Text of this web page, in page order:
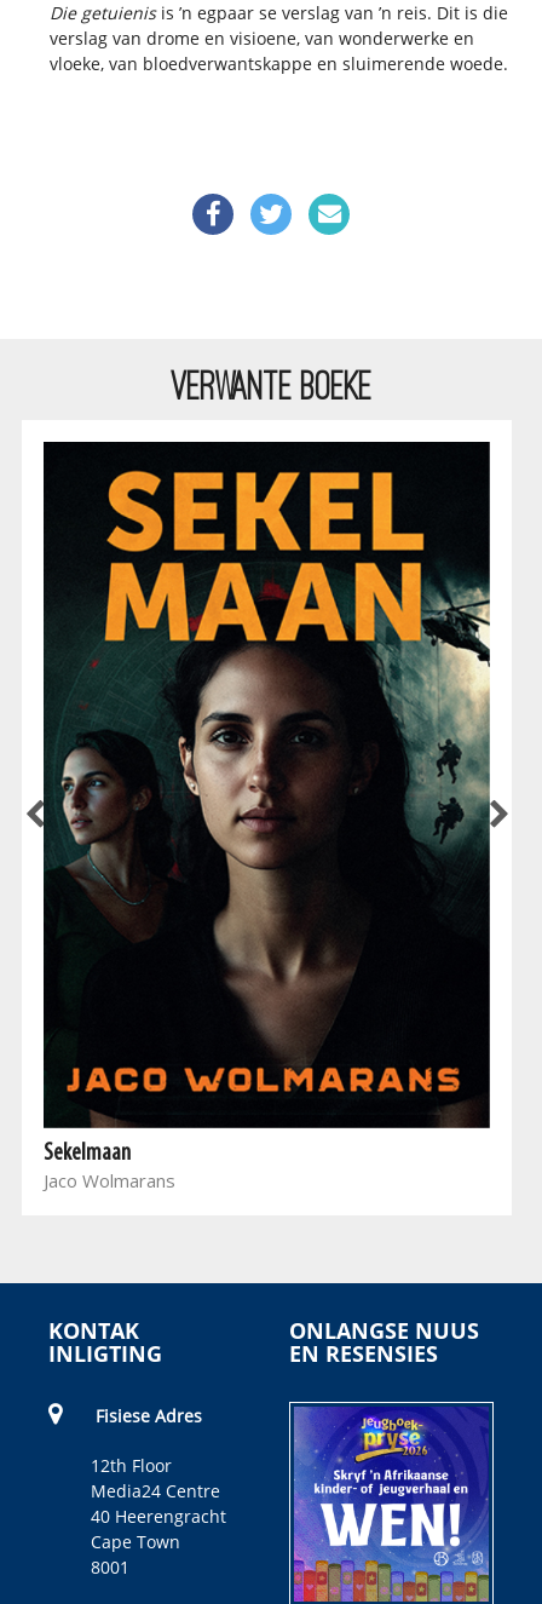
Die getuienis is ’n egpaar se verslag van ’n reis. Dit is die
verslag van drome en visioene, van wonderwerke en
vloeke, van bloedverwantskappe en sluimerende woede.
VERWANTE BOEKE
Sekelmaan
Jaco Wolmarans
KONTAK
INLIGTING
Fisiese Adres
12th Floor
Media24 Centre
40 Heerengracht
Cape Town
8001
ONLANGSE NUUS
EN RESENSIES